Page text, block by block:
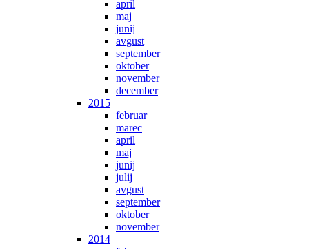
april
maj
junij
avgust
september
oktober
november
december
2015
februar
marec
april
maj
junij
julij
avgust
september
oktober
november
2014